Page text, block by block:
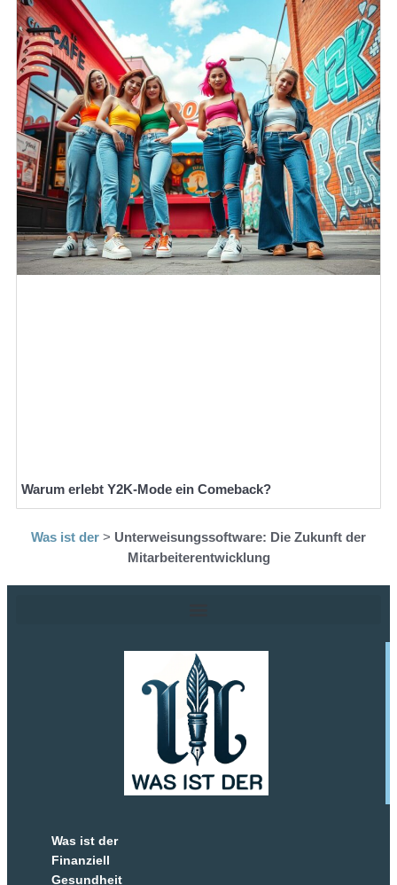
Warum erlebt Y2K-Mode ein Comeback?
Was ist der > Unterweisungssoftware: Die Zukunft der
Mitarbeiterentwicklung
Was ist der
Finanziell
Gesundheit